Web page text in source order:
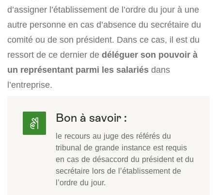
d’assigner l’établissement de l’ordre du jour à une
autre personne en cas d’absence du secrétaire du
comité ou de son président. Dans ce cas, il est du
ressort de ce dernier de déléguer son pouvoir à
un représentant parmi les salariés dans
l’entreprise.
Bon à savoir :
le recours au juge des référés du
tribunal de grande instance est requis
en cas de désaccord du président et du
secrétaire lors de l’établissement de
l’ordre du jour.